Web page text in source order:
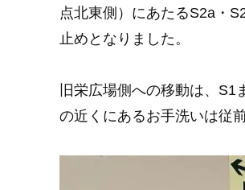
点北東側）にあたるS2a・
止めとなりました。
旧栄広場側への移動は、
の近くにあるお手洗いは従